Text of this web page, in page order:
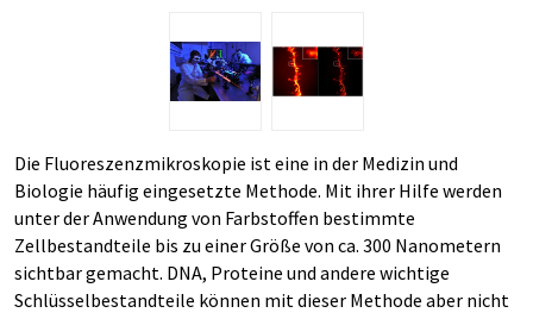
Die Fluoreszenzmikroskopie ist eine in der Medizin und
Biologie häufig eingesetzte Methode. Mit ihrer Hilfe werden
unter der Anwendung von Farbstoffen bestimmte
Zellbestandteile bis zu einer Größe von ca. 300 Nanometern
sichtbar gemacht. DNA, Proteine und andere wichtige
Schlüsselbestandteile können mit dieser Methode aber nicht